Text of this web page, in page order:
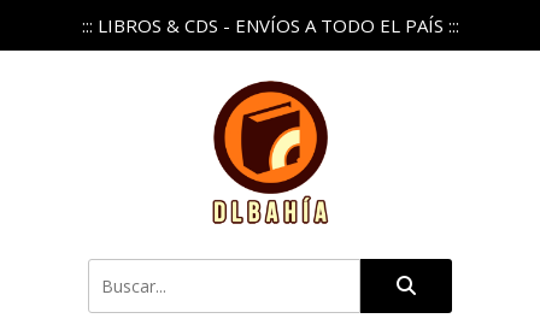
::: LIBROS & CDS - ENVÍOS A TODO EL PAÍS :::